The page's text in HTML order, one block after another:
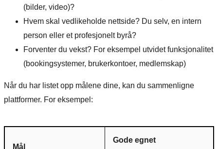
(bilder, video)?
Hvem skal vedlikeholde nettside? Du selv, en intern
person eller et profesjonelt byrå?
Forventer du vekst? For eksempel utvidet funksjonalitet
(bookingsystemer, brukerkontoer, medlemskap)
Når du har listet opp målene dine, kan du sammenligne
plattformer. For eksempel:
Mål
Gode egnet